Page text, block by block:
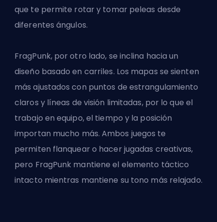
que te permite rotar y tomar peleas desde
diferentes ángulos.
FragPunk, por otro lado, se inclina hacia un
diseño basado en carriles. Los mapas se sienten
más ajustados con puntos de estrangulamiento
claros y líneas de visión limitadas, por lo que el
trabajo en equipo, el tiempo y la posición
importan mucho más. Ambos juegos te
permiten flanquear o hacer jugadas creativas,
pero FragPunk mantiene el elemento táctico
intacto mientras mantiene su tono más relajado.